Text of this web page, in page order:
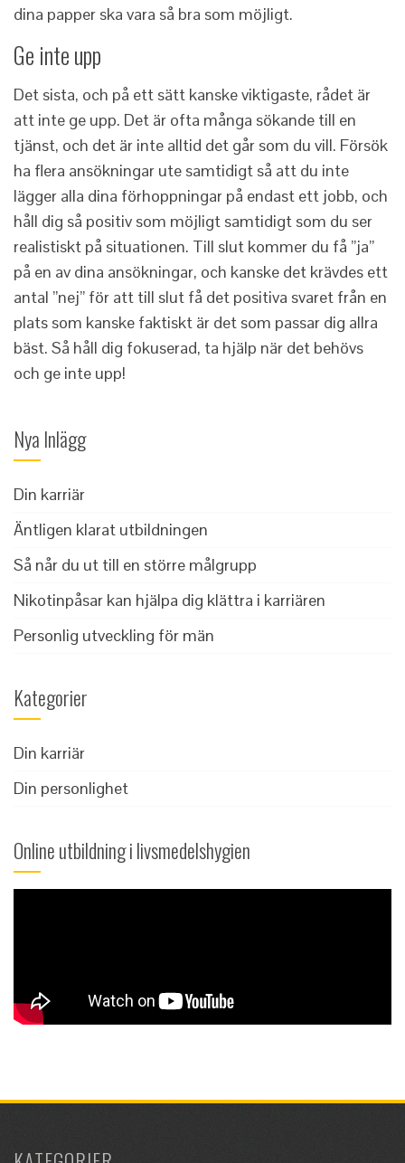
dina papper ska vara så bra som möjligt.
Ge inte upp
Det sista, och på ett sätt kanske viktigaste, rådet är
att inte ge upp. Det är ofta många sökande till en
tjänst, och det är inte alltid det går som du vill. Försök
ha flera ansökningar ute samtidigt så att du inte
lägger alla dina förhoppningar på endast ett jobb, och
håll dig så positiv som möjligt samtidigt som du ser
realistiskt på situationen. Till slut kommer du få ”ja”
på en av dina ansökningar, och kanske det krävdes ett
antal ”nej” för att till slut få det positiva svaret från en
plats som kanske faktiskt är det som passar dig allra
bäst. Så håll dig fokuserad, ta hjälp när det behövs
och ge inte upp!
Nya Inlägg
Din karriär
Äntligen klarat utbildningen
Så når du ut till en större målgrupp
Nikotinpåsar kan hjälpa dig klättra i karriären
Personlig utveckling för män
Kategorier
Din karriär
Din personlighet
Online utbildning i livsmedelshygien